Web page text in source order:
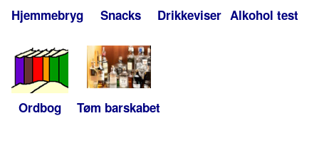
Hjemmebryg Snacks Drikkeviser Alkohol test
Ordbog Tøm barskabet